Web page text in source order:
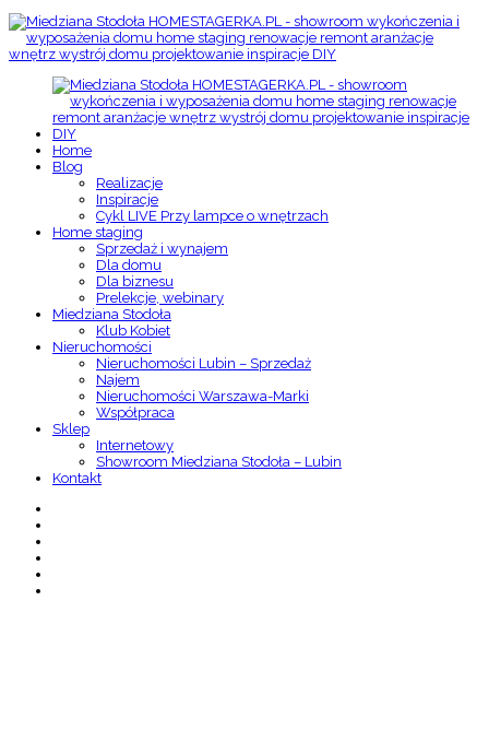
Home
Blog
Realizacje
Inspiracje
Cykl LIVE Przy lampce o wnętrzach
Home staging
Sprzedaż i wynajem
Dla domu
Dla biznesu
Prelekcje, webinary
Miedziana Stodoła
Klub Kobiet
Nieruchomości
Nieruchomości Lubin – Sprzedaż
Najem
Nieruchomości Warszawa-Marki
Współpraca
Sklep
Internetowy
Showroom Miedziana Stodoła – Lubin
Kontakt